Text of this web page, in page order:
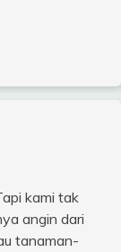
kami tak
angin dari
tanaman-